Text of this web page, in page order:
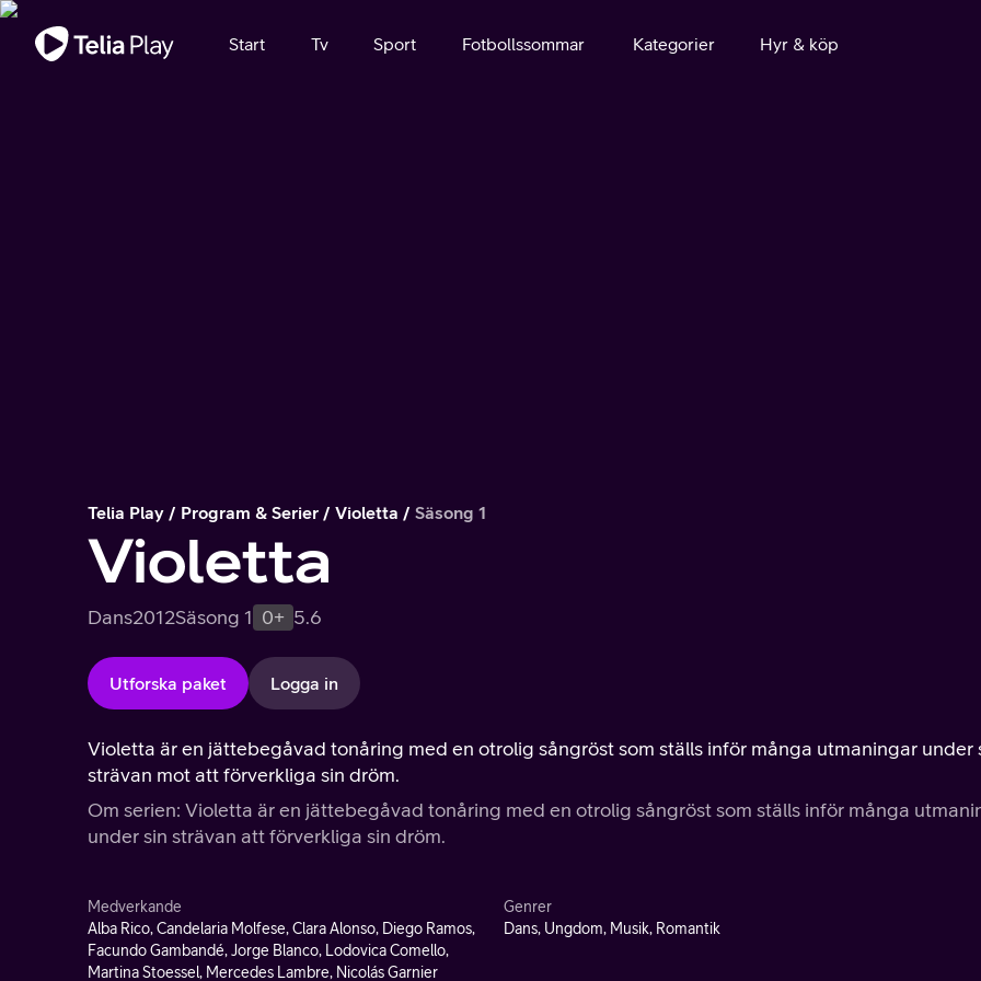
Viktigt meddelande
Start Tv Sport Fotbollssommar Kategorier Hyr & köp
Telia Play Program & Serier Violetta Säsong 1
Violetta
Dans2012Säsong 1 0+ 5.6
Utforska paket Logga in
Violetta är en jättebegåvad tonåring med en otrolig sångröst som ställs inför många utmaningar under
strävan mot att förverkliga sin dröm.
Om serien: Violetta är en jättebegåvad tonåring med en otrolig sångröst som ställs inför många
under sin strävan att förverkliga sin dröm.
Medverkande
Alba Rico, Candelaria Molfese, Clara Alonso, Diego Ramos,
Facundo Gambandé, Jorge Blanco, Lodovica Comello,
Martina Stoessel, Mercedes Lambre, Nicolás Garnier
Genrer
Dans, Ungdom, Musik, Romantik